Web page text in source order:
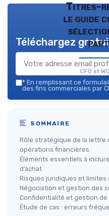
Titres-
le guide
CFO at
Téléchargez
* En remplissant ce
des fins commerciales par
SOMMAIRE
Rôle stratégique de la lettre
opérations financières
Éléments essentiels à
d’achat
Risques juridiques et limites
Négociation et gestion des
Confidentialité et gestion de
Étude de cas : erreurs